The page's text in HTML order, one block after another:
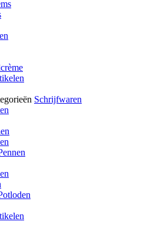
Schrijfwaren